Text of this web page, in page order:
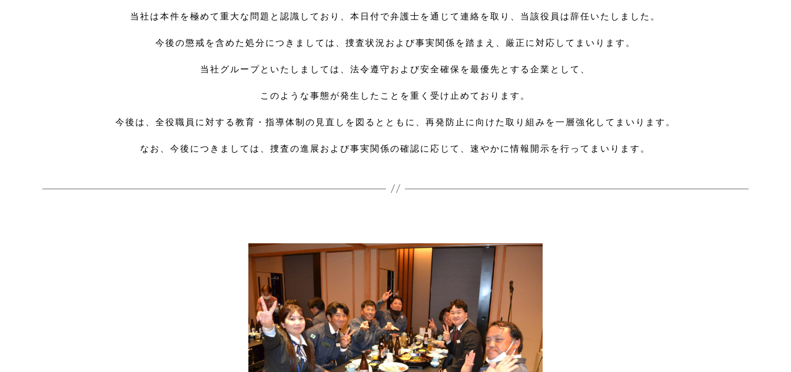
当社は本件を極めて重大な問題と認識しており、本日付で弁護士を通じて連絡を取り、当該役員は辞任いたしました。
今後の懲戒を含めた処分につきましては、捜査状況および事実関係を踏まえ、厳正に対応してまいります。
当社グループといたしましては、法令遵守および安全確保を最優先とする企業として、
このような事態が発生したことを重く受け止めております。
今後は、全役職員に対する教育・指導体制の見直しを図るとともに、再発防止に向けた取り組みを一層強化してまいります。
なお、今後につきましては、捜査の進展および事実関係の確認に応じて、速やかに情報開示を行ってまいります。